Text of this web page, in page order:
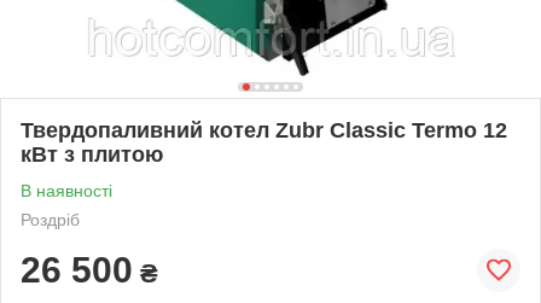
Твердопаливний котел Zubr Classic Termo 12
кВт з плитою
В наявності
Роздріб
26 500 ₴